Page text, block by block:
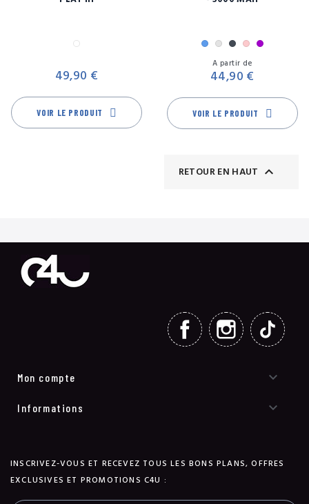
Blanc
49,90 €
VOIR LE PRODUIT
BleuGrisNoirRoseViolet
A partir de
44,90 €
VOIR LE PRODUIT
RETOUR EN HAUT 
FACEBOOK INSTAGRAM
Mon compte 
Informations 
INSCRIVEZ-VOUS ET RECEVEZ TOUS LES BONS PLANS, OFFRES
EXCLUSIVES ET PROMOTIONS C4U :